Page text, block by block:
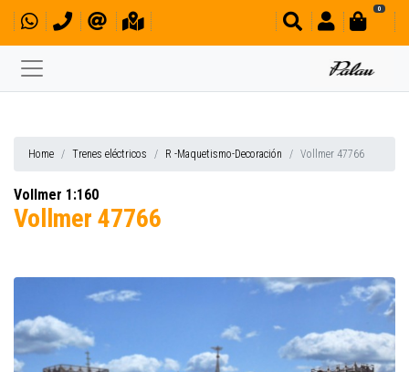
0
Home Trenes eléctricos R -Maquetismo-Decoración Vollmer 47766
Vollmer 1:160
Vollmer 47766